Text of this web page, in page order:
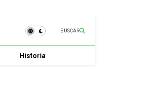
BUSCAR
Historia